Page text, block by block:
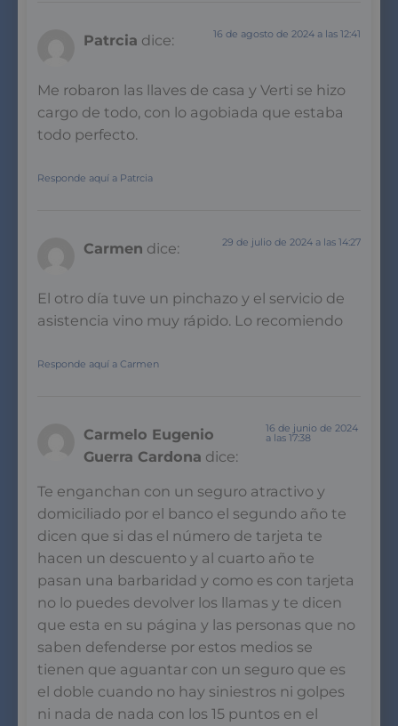
Patrcia dice: 16 de agosto de 2024 a las 12:41
Me robaron las llaves de casa y Verti se hizo
cargo de todo, con lo agobiada que estaba
todo perfecto.
Responde aquí a Patrcia
Carmen dice: 29 de julio de 2024 a las 14:27
El otro día tuve un pinchazo y el servicio de
asistencia vino muy rápido. Lo recomiendo
Responde aquí a Carmen
Carmelo Eugenio
Guerra Cardona dice:
16 de junio de 2024
a las 17:38
Te enganchan con un seguro atractivo y
domiciliado por el banco el segundo año te
dicen que si das el número de tarjeta te
hacen un descuento y al cuarto año te
pasan una barbaridad y como es con tarjeta
no lo puedes devolver los llamas y te dicen
que esta en su página y las personas que no
saben defenderse por estos medios se
tienen que aguantar con un seguro que es
el doble cuando no hay siniestros ni golpes
ni nada de nada con los 15 puntos en el